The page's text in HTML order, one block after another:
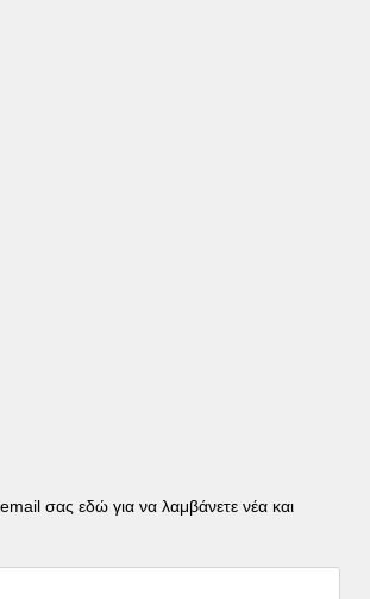
σας εδώ για να λαμβάνετε νέα και